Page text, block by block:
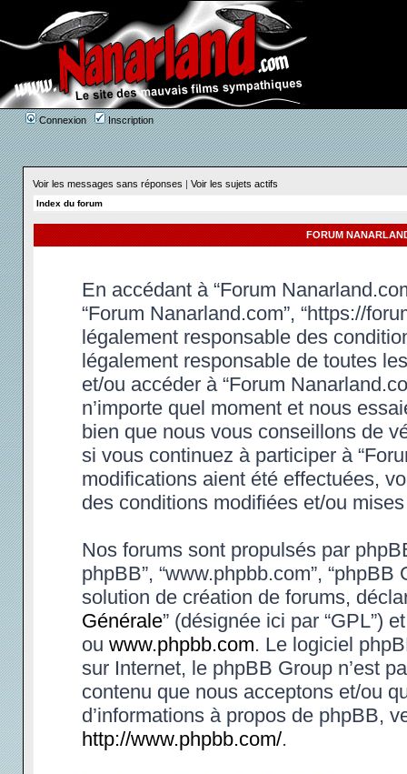
Connexion Inscription
Voir les messages sans réponses | Voir les sujets actifs
Index du forum
FORUM
En accédant à “Forum
“Forum Nanarland.com”, “https://
légalement responsable des
légalement responsable de toutes
et/ou accéder à “Forum
n’importe quel moment et nous
bien que nous vous conseillons de
si vous continuez à participer à
modifications aient été effectuées,
des conditions modifiées et/ou
Nos forums sont propulsés par
phpBB”, “www.phpbb.com”,
solution de création de forums,
Générale” (désignée ici par “GPL”)
ou www.phpbb.com. Le logiciel
sur Internet, le phpBB Group n’est
contenu que nous acceptons et/ou
d’informations à propos de phpBB,
http://www.phpbb.com/.